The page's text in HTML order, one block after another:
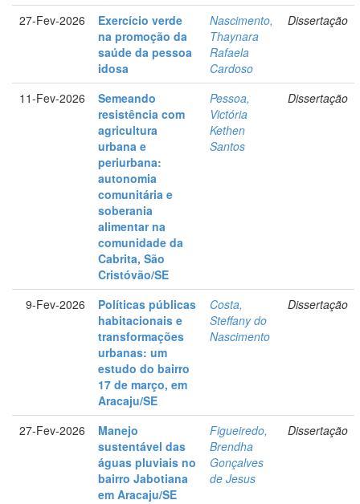
27-Fev-2026
Exercício verde
na promoção da
saúde da pessoa
idosa
Nascimento,
Thaynara
Rafaela
Cardoso
Dissertação
11-Fev-2026
Semeando
resistência com
agricultura
urbana e
periurbana:
autonomia
comunitária e
soberania
alimentar na
comunidade da
Cabrita, São
Cristóvão/SE
Pessoa,
Victória
Kethen
Santos
Dissertação
9-Fev-2026
Políticas públicas
habitacionais e
transformações
urbanas: um
estudo do bairro
17 de março, em
Aracaju/SE
Costa,
Steffany do
Nascimento
Dissertação
27-Fev-2026
Manejo
sustentável das
águas pluviais no
bairro Jabotiana
em Aracaju/SE
Figueiredo,
Brendha
Gonçalves
de Jesus
Dissertação